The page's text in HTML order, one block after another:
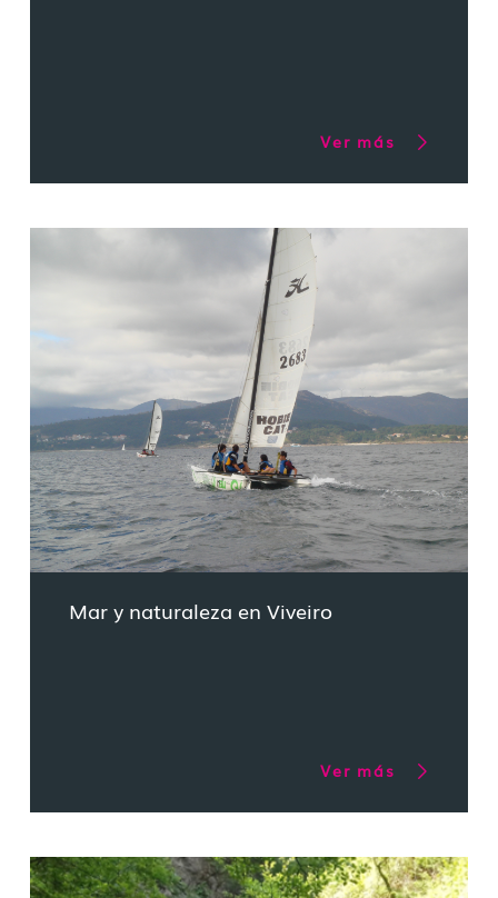
Ver más
Mar y naturaleza en Viveiro
Ver más